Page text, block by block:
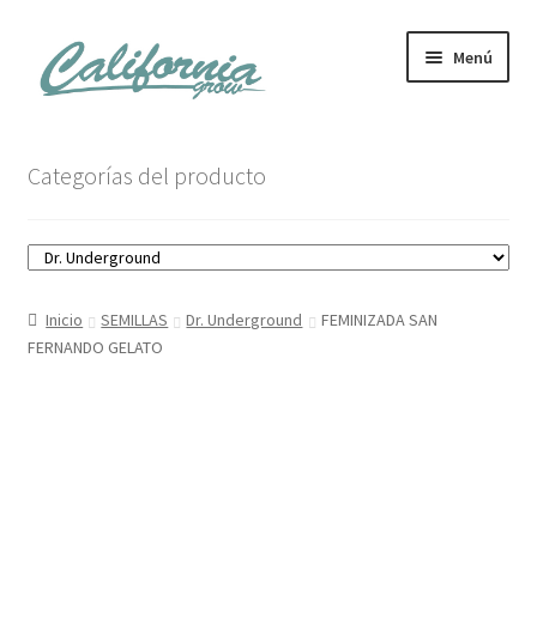
al
contenido
Menú
Carrito
Mi cuenta
Categorías del producto
Inicio SEMILLAS Dr. Underground
FEMINIZADA SAN
FERNANDO GELATO